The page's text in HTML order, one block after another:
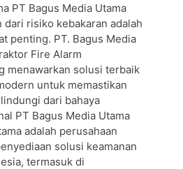
PT Bagus Media Utama
dari risiko kebakaran adalah
penting. PT. Bagus Media
Fire Alarm
menawarkan solusi terbaik
untuk memastikan
dari bahaya
PT Bagus Media Utama
adalah perusahaan
solusi keamanan
termasuk di